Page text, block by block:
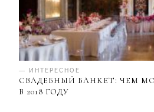
— ИНТЕРЕСНОЕ
СВАДЕБНЫЙ БАНКЕТ: ЧЕМ
В 2018 ГОДУ